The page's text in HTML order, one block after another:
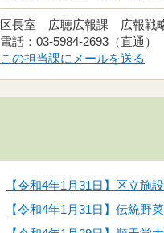
区長室 広聴広報課 広報
電話：03-5984-2693（直通
この担当課にメールを送る
【令和4年1月31日】区立施
【令和4年1月31日】伝統